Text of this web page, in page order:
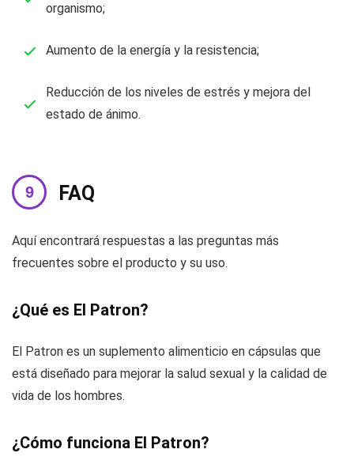
organismo;
Aumento de la energía y la resistencia;
Reducción de los niveles de estrés y mejora del
estado de ánimo.
FAQ
Aquí encontrará respuestas a las preguntas más
frecuentes sobre el producto y su uso.
¿Qué es El Patron?
El Patron es un suplemento alimenticio en cápsulas que
está diseñado para mejorar la salud sexual y la calidad de
vida de los hombres.
¿Cómo funciona El Patron?